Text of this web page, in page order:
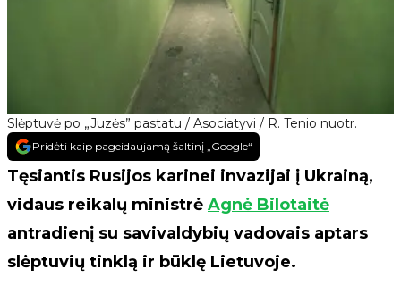
Slėptuvė po „Juzės” pastatu / Asociatyvi / R. Tenio nuotr.
Pridėti kaip pageidaujamą šaltinį „Google“
Tęsiantis Rusijos karinei invazijai į Ukrainą,
vidaus reikalų ministrė Agnė Bilotaitė
antradienį su savivaldybių vadovais aptars
slėptuvių tinklą ir būklę Lietuvoje.